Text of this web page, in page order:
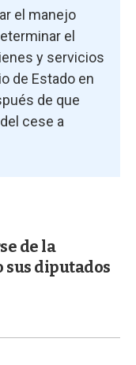
el manejo
el
y servicios
de Estado en
de que
cese a
de la
sus diputados